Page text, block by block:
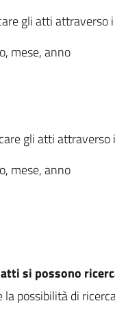
gli atti attraverso
mese, anno
gli atti
mese, anno
si possono
possibilità di